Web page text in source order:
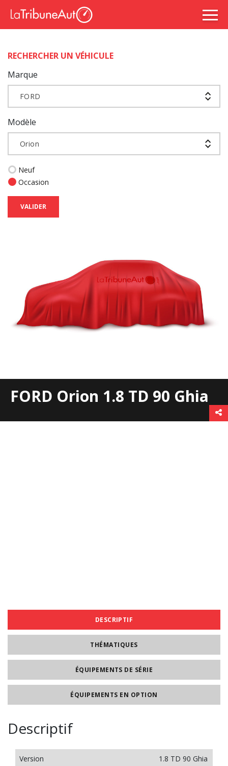
RECHERCHER UN VÉHICULE
Marque
FORD
Modèle
Orion
Neuf
Occasion
VALIDER
FORD Orion 1.8 TD 90 Ghia
DESCRIPTIF
THÉMATIQUES
ÉQUIPEMENTS DE SÉRIE
ÉQUIPEMENTS EN OPTION
Descriptif
Version
1.8 TD 90 Ghia